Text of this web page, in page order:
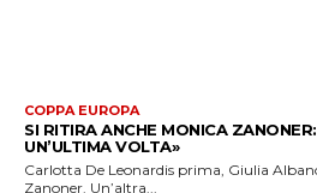
COPPA EUROPA
SI RITIRA ANCHE MONICA
UN’ULTIMA VOLTA»
Carlotta De Leonardis prima, Giulia
Zanoner. Un’altra...